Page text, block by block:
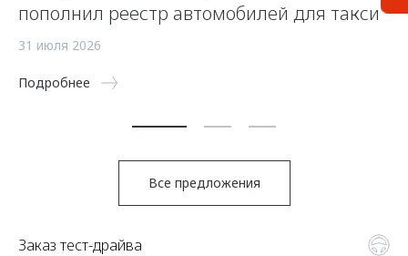
пополнил реестр автомобилей для такси
31 июля 2026
Подробнее
Все предложения
Заказ тест-драйва